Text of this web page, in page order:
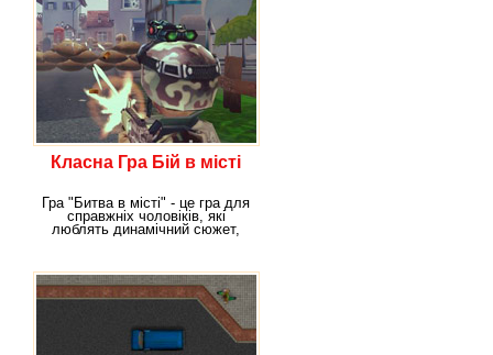
Класна Гра Бій в місті
Гра "Битва в місті" - це гра для
справжніх чоловіків, які
люблять динамічний сюжет,